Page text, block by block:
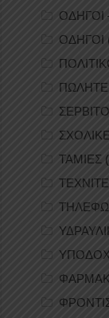
ΟΔΗΓΟΙ
ΟΔΗΓΟΙ
ΤΑΜΙΕΣ